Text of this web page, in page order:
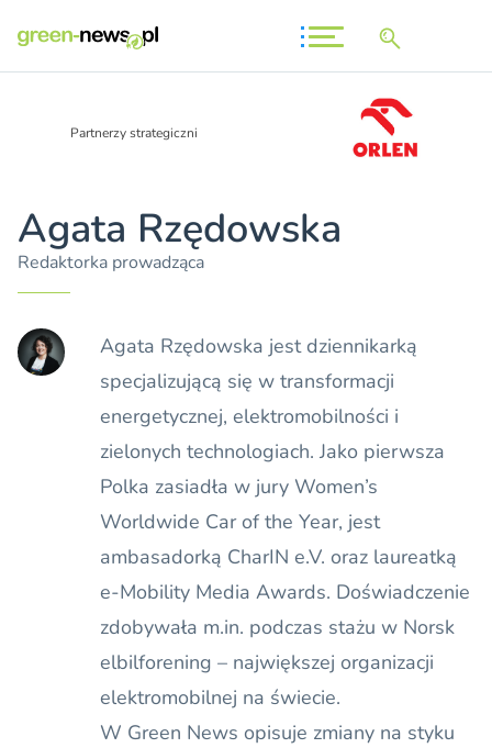
Partnerzy strategiczni
Agata Rzędowska
Redaktorka prowadząca
Agata Rzędowska jest dziennikarką
specjalizującą się w transformacji
energetycznej, elektromobilności i
zielonych technologiach. Jako pierwsza
Polka zasiadła w jury Women’s
Worldwide Car of the Year, jest
ambasadorką CharIN e.V. oraz laureatką
e-Mobility Media Awards. Doświadczenie
zdobywała m.in. podczas stażu w Norsk
elbilforening – największej organizacji
elektromobilnej na świecie.
W Green News opisuje zmiany na styku